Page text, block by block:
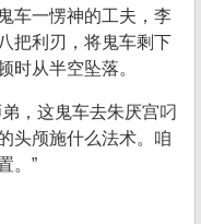
车一愣神的工夫，李
把利刃，将鬼车剩下
时从半空坠落。
，这鬼车去朱厌宫叼
头颅施什么法术。咱
。”